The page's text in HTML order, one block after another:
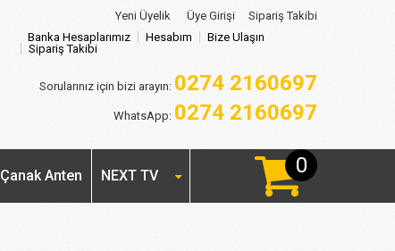
Yeni Üyelik Üye Girişi
Sipariş Takibi
Banka Hesaplarımız
Hesabım
Bize Ulaşın
Sipariş Takibi
Sorularınız için bizi arayın: 0274 2160697
WhatsApp: 0274 2160697
Çanak Anten NEXT TV 0